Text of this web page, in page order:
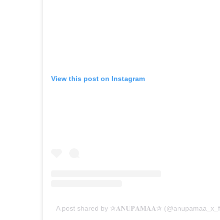
View this post on Instagram
A post shared by ✰𝐀𝐍𝐔𝐏𝐀𝐌𝐀𝐀✰